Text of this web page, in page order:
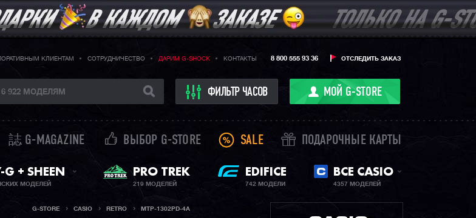
КЛИЕНТАМ СОТРУДНИЧЕСТВО ДАРИМ G-SHOCK КОНТАКТЫ ОТСЛЕДИТЬ ЗАКАЗ
8 800 555 93 36
ФИЛЬТР ЧАСОВ МОЙ G-STORE
誌 G-MAGAZINE ВЫБОР G-STORE SALE ПОДАРОЧНЫЕ КАРТЫ
ЧАСЫ
+ SHEEN
МОДЕЛЕЙ
PRO TREK
219 МОДЕЛЕЙ
EDIFICE
742 МОДЕЛИ
ВСЕ CASIO
4357 МОДЕЛЕЙ
G-STORE CASIO RETRO MTP-1302PD-4A